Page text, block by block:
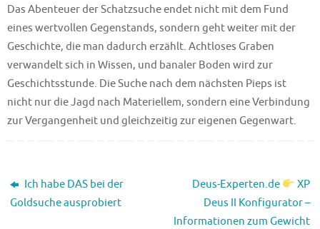
Das Abenteuer der Schatzsuche endet nicht mit dem Fund
eines wertvollen Gegenstands, sondern geht weiter mit der
Geschichte, die man dadurch erzählt. Achtloses Graben
verwandelt sich in Wissen, und banaler Boden wird zur
Geschichtsstunde. Die Suche nach dem nächsten Pieps ist
nicht nur die Jagd nach Materiellem, sondern eine Verbindung
zur Vergangenheit und gleichzeitig zur eigenen Gegenwart.
Ich habe DAS bei der
Goldsuche ausprobiert
Deus-Experten.de
XP
Deus II Konfigurator –
Informationen zum Gewicht